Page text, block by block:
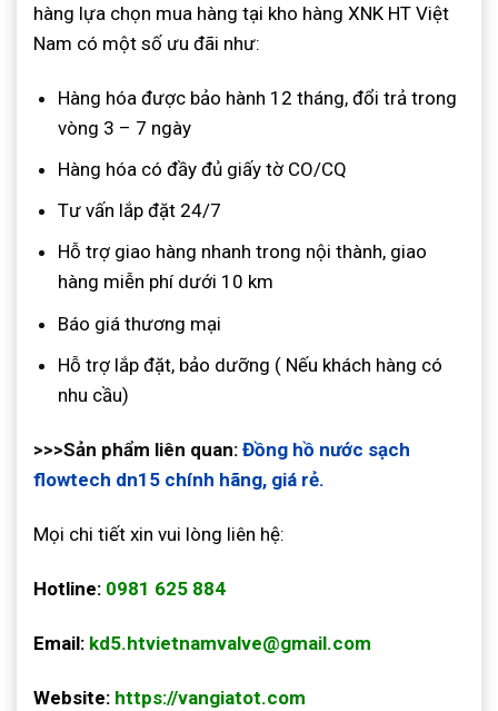
hàng lựa chọn mua hàng tại kho hàng XNK HT Việt
Nam có một số ưu đãi như:
Hàng hóa được bảo hành 12 tháng, đổi trả trong
vòng 3 – 7 ngày
Hàng hóa có đầy đủ giấy tờ CO/CQ
Tư vấn lắp đặt 24/7
Hỗ trợ giao hàng nhanh trong nội thành, giao
hàng miễn phí dưới 10 km
Báo giá thương mại
Hỗ trợ lắp đặt, bảo dưỡng ( Nếu khách hàng có
nhu cầu)
>>>Sản phẩm liên quan: Đồng hồ nước sạch
flowtech dn15 chính hãng, giá rẻ.
Mọi chi tiết xin vui lòng liên hệ:
Hotline: 0981 625 884
Email: kd5.htvietnamvalve@gmail.com
Website: https://vangiatot.com